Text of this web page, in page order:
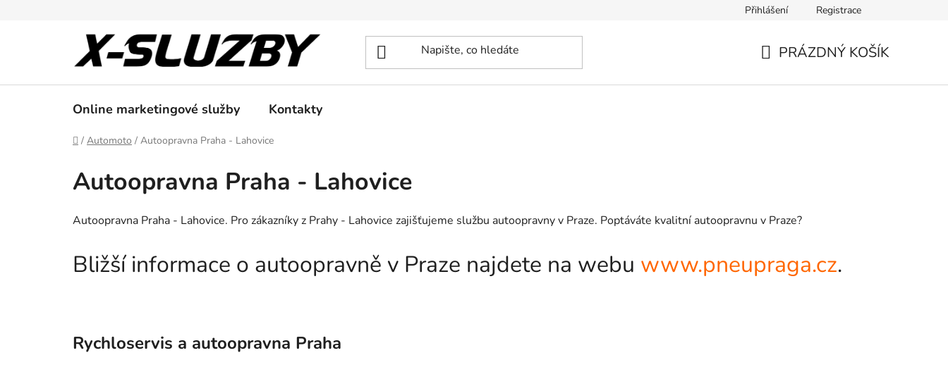
Přihlášení Registrace
PRÁZDNÝ KOŠÍK
Online marketingové služby Kontakty
Domů
/ Automoto / Autoopravna Praha - Lahovice
Autoopravna Praha - Lahovice
Autoopravna Praha - Lahovice. Pro zákazníky z Prahy - Lahovice zajišťujeme službu autoopravny v Praze. Poptáváte kvalitní autoopravnu v Praze?
Bližší informace o autoopravně v Praze najdete na webu www.pneupraga.cz.
Rychloservis a autoopravna Praha